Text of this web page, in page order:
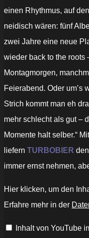
einen Rhythmus, auf
neidisch wären: fünf
zwei Jahre eine neue
wieder back to the roots
Montagmorgen,
Feierabend. Oder um’s
Strich kommt man eh
mehr schlecht als gut –
Momente halt selber.“
liefern TURBOBIER
immer ernst nehmen,
„TURBOBIER
–
Schwede
von
Hier klicken, um den
Erfahre mehr in der
Inhalt von YouTube